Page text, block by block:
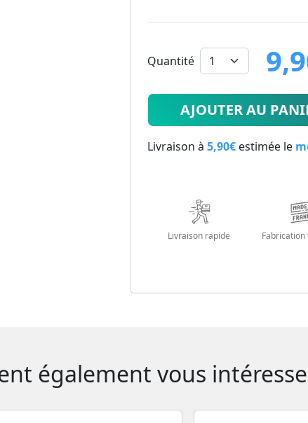
Quantité
9.9 €
AJOUTER AU
Livraison à 5,90€ estimée le
Livraison rapide
également vous